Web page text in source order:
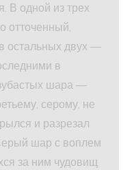
В одной из трех
отточенный,
остальных двух —
в
шара —
серому, не
и разрезал
шар с воплем
за ним чудовищ